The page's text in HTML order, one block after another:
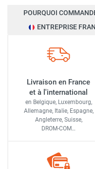
POURQUOI
ENTREPRISE
Livraison en France
et à l'international
en Belgique, Luxembourg,
Allemagne, Italie, Espagne,
Angleterre, Suisse,
DROM-COM…